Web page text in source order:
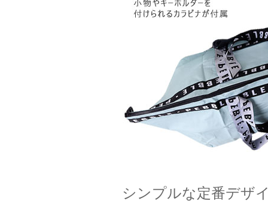
シンプルな定番デザ